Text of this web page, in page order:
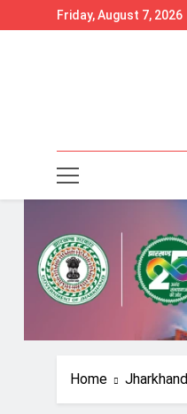
to
Friday, August 7, 2026
Home Jharkhand